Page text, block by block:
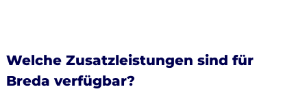
Welche Zusatzleistungen sind für
Breda verfügbar?